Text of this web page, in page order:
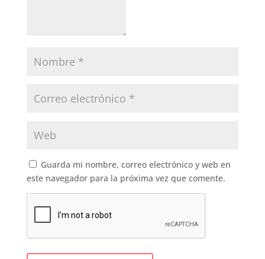
Guarda mi nombre, correo electrónico y web en
este navegador para la próxima vez que comente.